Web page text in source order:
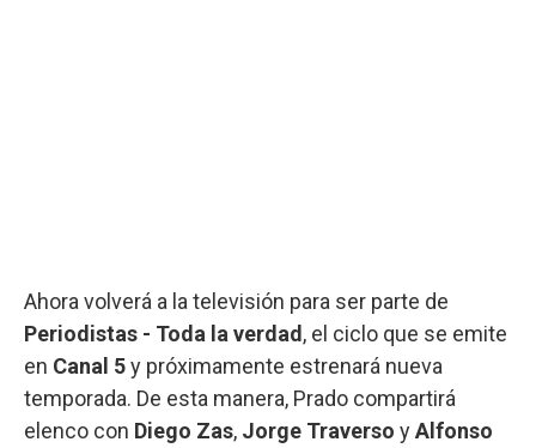
Ahora volverá a la televisión para ser parte de
Periodistas - Toda la verdad , el ciclo que se emite
en Canal 5y próximamente estrenará nueva
temporada. De esta manera, Prado compartirá
elenco con Diego Zas, Jorge Traverso yAlfonso